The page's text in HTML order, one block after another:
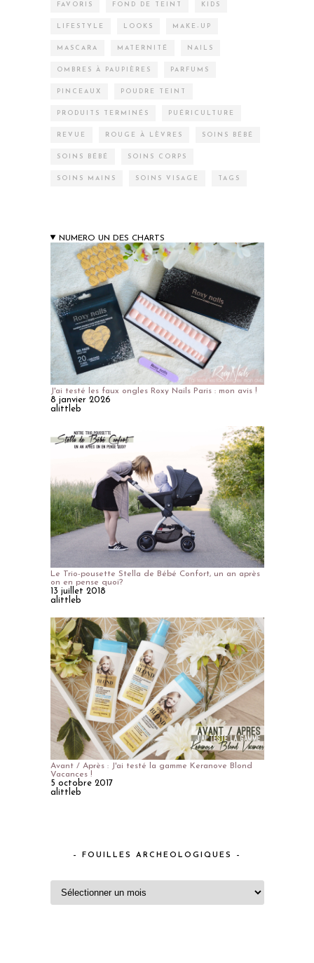
FAVORIS FOND DE TEINT KIDS
LIFESTYLE LOOKS MAKE-UP
MASCARA MATERNITÉ NAILS
OMBRES À PAUPIÈRES PARFUMS
PINCEAUX POUDRE TEINT
PRODUITS TERMINÉS PUÉRICULTURE
REVUE ROUGE À LÈVRES SOINS BÉBÉ
SOINS BÉBÉ SOINS CORPS
SOINS MAINS SOINS VISAGE TAGS
NUMERO UN DES CHARTS
J'ai testé les faux ongles Roxy Nails Paris : mon avis !
8 janvier 2026
alittleb
Le Trio-pousette Stella de Bébé Confort, un an après
on en pense quoi?
13 juillet 2018
alittleb
Avant / Après : J'ai testé la gamme Keranove Blond
Vacances !
5 octobre 2017
alittleb
– FOUILLES ARCHEOLOGIQUES –